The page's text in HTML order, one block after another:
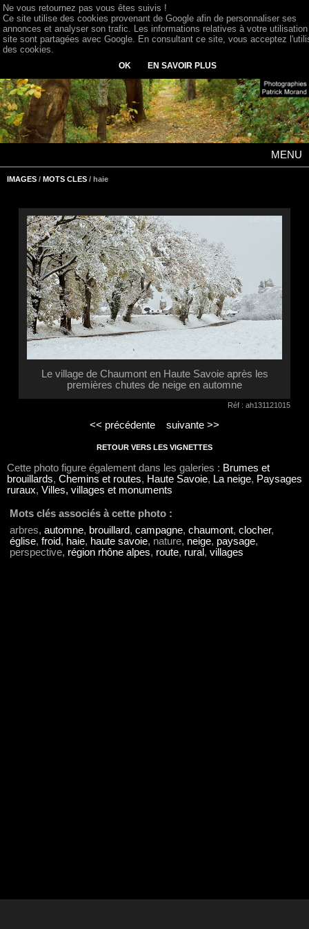
MENU
IMAGES / MOTS CLES / haie
Le village de Chaumont en Haute Savoie après les
premières chutes de neige en automne
Réf : ah131121015
<< précédente suivante >>
RETOUR VERS LES VIGNETTES
Cette photo figure également dans les galeries : Brumes et
brouillards, Chemins et routes, Haute Savoie, La neige, Paysages
ruraux, Villes, villages et monuments
Mots clés associés à cette photo :
arbres, automne, brouillard, campagne, chaumont, clocher,
église, froid, haie, haute savoie, nature, neige, paysage,
perspective, région rhône alpes, route, rural, villages
Ne vous retournez pas vous êtes suivis !
Ce site utilise des cookies provenant de Google afin de personnaliser ses
annonces et analyser son trafic. Les informations relatives à votre
site sont partagées avec Google. En consultant ce site, vous acceptez
des cookies.
OK EN SAVOIR PLUS